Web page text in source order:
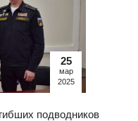
подводников
25
мар
2025